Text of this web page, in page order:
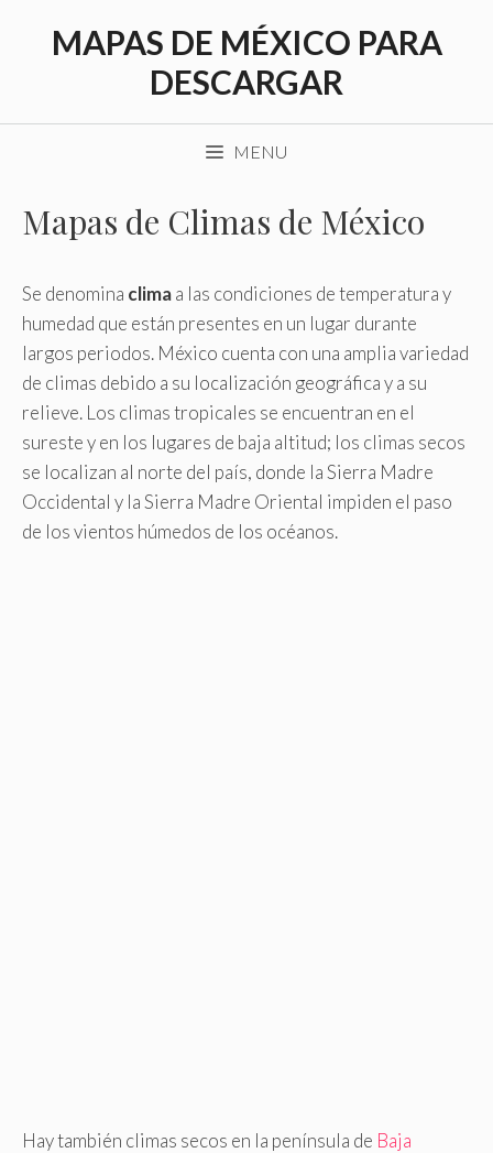
MAPAS DE MÉXICO PARA
DESCARGAR
MENU
Mapas de Climas de México
Se denomina climaa las condiciones de temperatura y
humedad que están presentes en un lugar durante
largos periodos. México cuenta con una amplia variedad
de climas debido a su localización geográfica y a su
relieve. Los climas tropicales se encuentran en el
sureste y en los lugares de baja altitud; los climas secos
se localizan al norte del país, donde la Sierra Madre
Occidental y la Sierra Madre Oriental impiden el paso
de los vientos húmedos de los océanos.
Hay también climas secos en la península de Baja